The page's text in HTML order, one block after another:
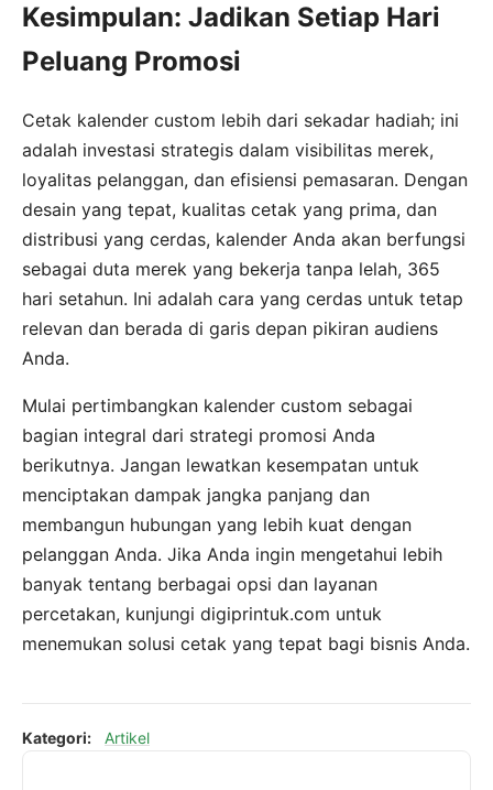
Kesimpulan: Jadikan Setiap Hari
Peluang Promosi
Cetak kalender custom lebih dari sekadar hadiah; ini
adalah investasi strategis dalam visibilitas merek,
loyalitas pelanggan, dan efisiensi pemasaran. Dengan
desain yang tepat, kualitas cetak yang prima, dan
distribusi yang cerdas, kalender Anda akan berfungsi
sebagai duta merek yang bekerja tanpa lelah, 365
hari setahun. Ini adalah cara yang cerdas untuk tetap
relevan dan berada di garis depan pikiran audiens
Anda.
Mulai pertimbangkan kalender custom sebagai
bagian integral dari strategi promosi Anda
berikutnya. Jangan lewatkan kesempatan untuk
menciptakan dampak jangka panjang dan
membangun hubungan yang lebih kuat dengan
pelanggan Anda. Jika Anda ingin mengetahui lebih
banyak tentang berbagai opsi dan layanan
percetakan, kunjungi digiprintuk.com untuk
menemukan solusi cetak yang tepat bagi bisnis Anda.
Kategori: Artikel